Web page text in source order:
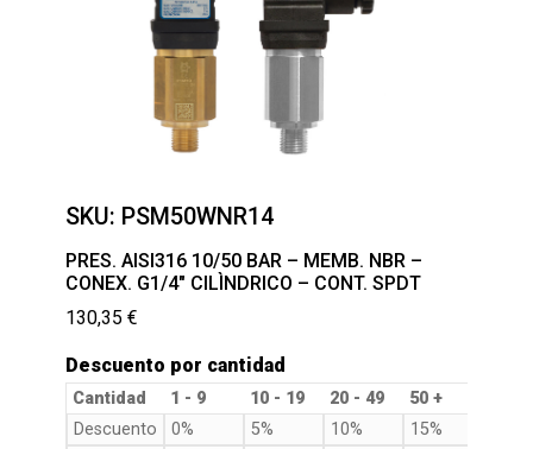
SKU: PSM50WNR14
PRES. AISI316 10/50 BAR – MEMB. NBR –
CONEX. G1/4″ CILÌNDRICO – CONT. SPDT
130,35 €
Descuento por cantidad
Cantidad 1 - 9 10 - 19 20 - 49
50 +
Descuento
0% 5% 10%
15%